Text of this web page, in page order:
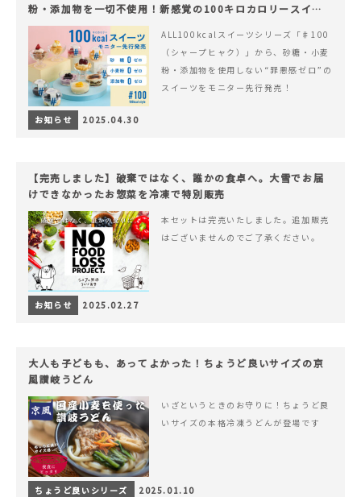
粉・添加物を一切不使用！新感覚の100キロカロリースイー
ツでヘルシーライフを。
ALL100kcalスイーツシリーズ「♯100
（シャープヒャク）」から、砂糖・小麦
粉・添加物を使用しない“罪悪感ゼロ”の
スイーツをモニター先行発売！
お知らせ 2025.04.30
【完売しました】破棄ではなく、誰かの食卓へ。大雪でお届
けできなかったお惣菜を冷凍で特別販売
本セットは完売いたしました。追加販売
はございませんのでご了承ください。
お知らせ 2025.02.27
大人も子どもも、あってよかった！ちょうど良いサイズの京
風讃岐うどん
いざというときのお守りに！ちょうど良
いサイズの本格冷凍うどんが登場です
ちょうど良いシリーズ 2025.01.10